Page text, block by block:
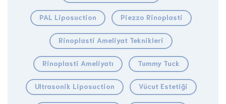
PAL Liposuction Piezzo Rinoplasti
Rinoplasti Ameliyat Teknikleri
Rinoplasti Ameliyatı Tummy Tuck
Ultrasonik Liposuction Vücut Estetiği